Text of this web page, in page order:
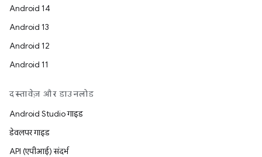
Android 14
Android 13
Android 12
Android 11
दस्तावेज़ और डाउनलोड
Android Studio गाइड
डेवलपर गाइड
API (एपीआई) संदर्भ